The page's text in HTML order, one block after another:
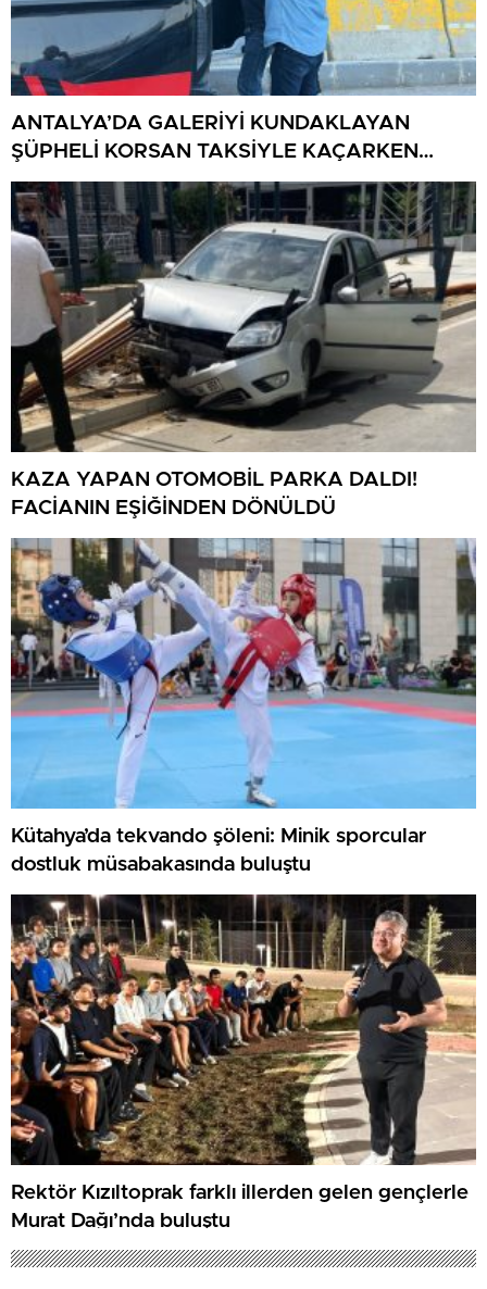
ANTALYA’DA GALERİYİ KUNDAKLAYAN
ŞÜPHELİ KORSAN TAKSİYLE KAÇARKEN
KÜTAHYA’DA YAKALANDI
KAZA YAPAN OTOMOBİL PARKA DALDI!
FACİANIN EŞİĞİNDEN DÖNÜLDÜ
Kütahya’da tekvando şöleni: Minik sporcular
dostluk müsabakasında buluştu
Rektör Kızıltoprak farklı illerden gelen gençlerle
Murat Dağı’nda buluştu